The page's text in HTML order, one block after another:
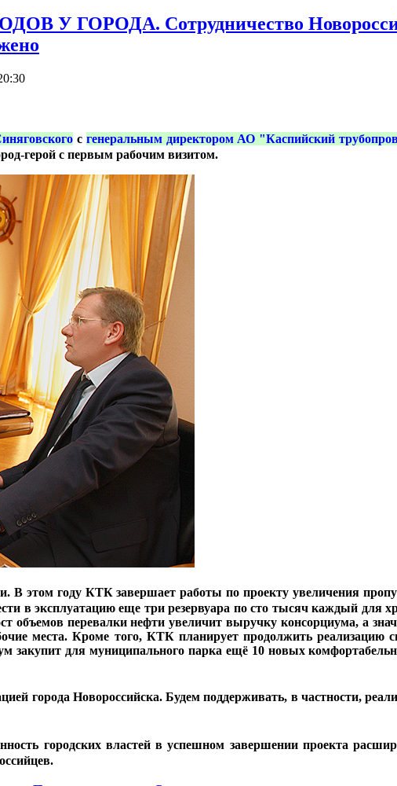
ГОРОДА. Сотрудничество
с генеральным директором АО "Каспийский
герой с первым рабочим визитом.
В этом году КТК завершает работы по проекту увеличения
в эксплуатацию еще три резервуара по сто тысяч каждый для
объемов перевалки нефти увеличит выручку консорциума, а
места. Кроме того, КТК планирует продолжить реализацию
закупит для муниципального парка ещё 10 новых
города Новороссийска. Будем поддерживать, в частности,
городских властей в успешном завершении проекта